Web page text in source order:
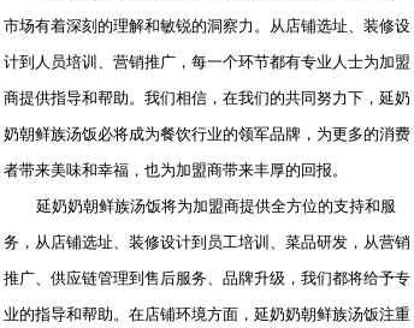
市场有着深刻的理解和敏锐的洞察力。从店铺选址、装修设
计到人员培训、营销推广，每一个环节都有专业人士为加盟
商提供指导和帮助。我们相信，在我们的共同努力下，延奶
奶朝鲜族汤饭必将成为餐饮行业的领军品牌，为更多的消费
者带来美味和幸福，也为加盟商带来丰厚的回报。
延奶奶朝鲜族汤饭将为加盟商提供全方位的支持和服
务，从店铺选址、装修设计到员工培训、菜品研发，从营销
推广、供应链管理到售后服务、品牌升级，我们都将给予专
业的指导和帮助。在店铺环境方面，延奶奶朝鲜族汤饭注重